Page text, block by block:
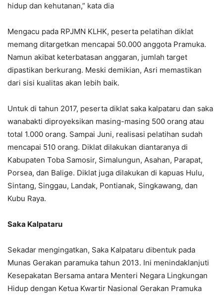
hidup dan kehutanan,” kata dia
Mengacu pada RPJMN KLHK, peserta pelatihan diklat
memang ditargetkan mencapai 50.000 anggota Pramuka.
Namun akibat keterbatasan anggaran, jumlah target
dipastikan berkurang. Meski demikian, Asri memastikan
dari sisi kualitas akan lebih baik.
Untuk di tahun 2017, peserta diklat saka kalpataru dan saka
wanabakti diproyeksikan masing-masing 500 orang atau
total 1.000 orang. Sampai Juni, realisasi pelatihan sudah
mencapai 510 orang. Diklat dilakukan diantaranya di
Kabupaten Toba Samosir, Simalungun, Asahan, Parapat,
Porsea, dan Balige. Diklat juga dilakukan di kapuas Hulu,
Sintang, Singgau, Landak, Pontianak, Singkawang, dan
Kubu Raya.
Saka Kalpataru
Sekadar mengingatkan, Saka Kalpataru dibentuk pada
Munas Gerakan paramuka tahun 2013. Ini menindaklanjuti
Kesepakatan Bersama antara Menteri Negara Lingkungan
Hidup dengan Ketua Kwartir Nasional Gerakan Pramuka